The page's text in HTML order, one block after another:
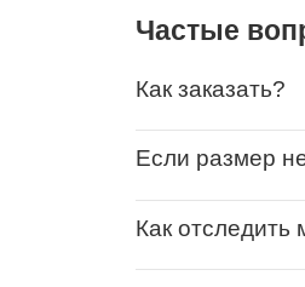
Частые
Как заказать?
Если размер
Как отследить